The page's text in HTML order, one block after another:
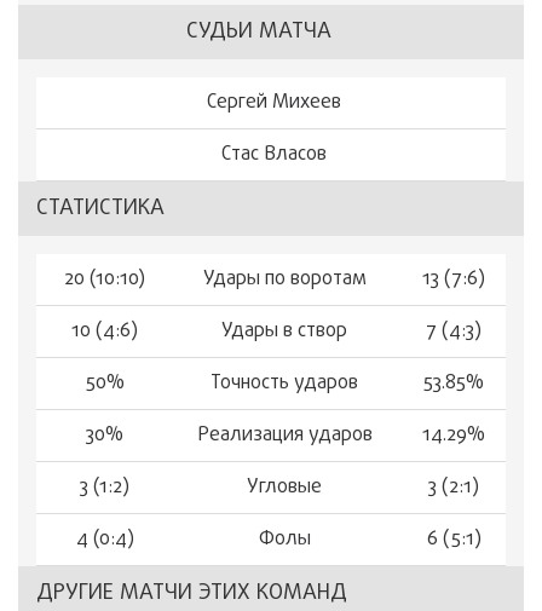
СУДЬИ МАТЧА
Сергей Михеев
Стас Власов
СТАТИСТИКА
20 (10:10) Удары по воротам
13 (7:6)
10 (4:6)
Удары в створ
7 (4:3)
50%
Точность ударов
53.85%
30%
Реализация ударов
14.29%
3 (1:2)
Угловые
3 (2:1)
4 (0:4)
Фолы 6 (5:1)
ДРУГИЕ МАТЧИ ЭТИХ КОМАНД